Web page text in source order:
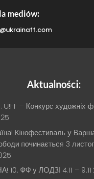
mediów:
Aktualności:
U!FF – Конкурс художніх
Кінофестиваль у
починається 3
10. ФФ у ЛОДЗІ 4.11 – 9.11